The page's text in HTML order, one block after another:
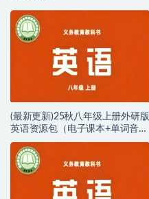
(最新更新)25秋八年级上册外研版
英语资源包（电子课本+单词音频
+课堂笔记+课件PPT）